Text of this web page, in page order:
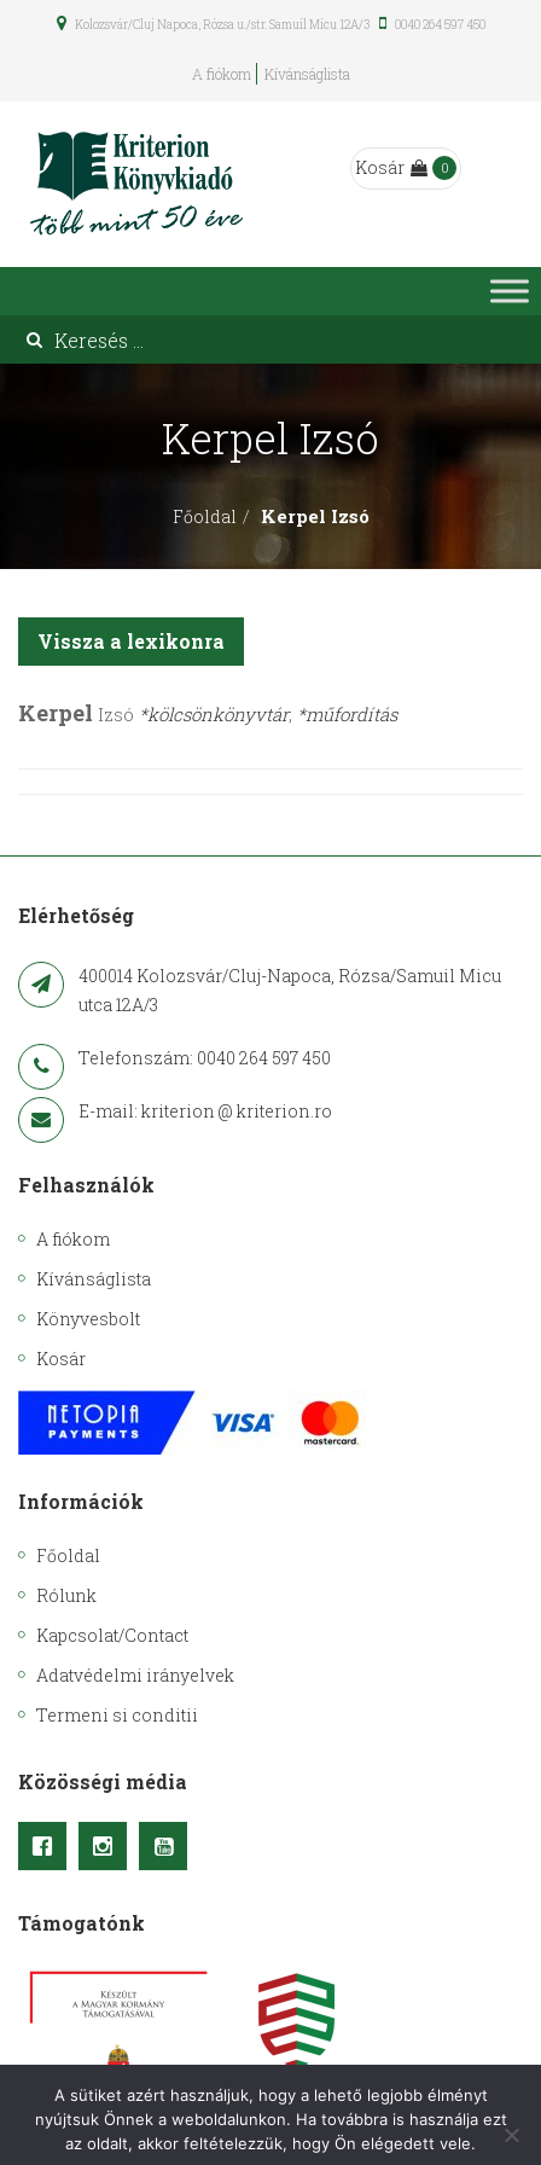
Kolozsvár/Cluj Napoca, Rózsa u./str. Samuil Micu 12A/3 0040 264 597 450
A fiókom Kívánságlista
Kosár 0
Kerpel Izsó
Főoldal Kerpel Izsó
Vissza a lexikonra
Kerpel Izsó *kölcsönkönyvtár; *műfordítás
Elérhetőség
400014 Kolozsvár/Cluj-Napoca, Rózsa/Samuil Micu
utca 12A/3
Telefonszám: 0040 264 597 450
E-mail: kriterion @ kriterion.ro
Felhasználók
A fiókom
Kívánságlista
Könyvesbolt
Kosár
Információk
Főoldal
Rólunk
Kapcsolat/Contact
Adatvédelmi irányelvek
Termeni si conditii
Közösségi média
Támogatónk
A sütiket azért használjuk, hogy a lehető legjobb élményt
nyújtsuk Önnek a weboldalunkon. Ha továbbra is használja ezt
az oldalt, akkor feltételezzük, hogy Ön elégedett vele.